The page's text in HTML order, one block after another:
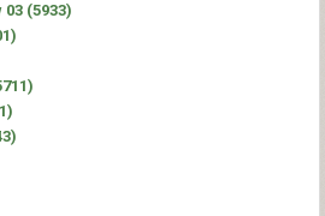
03 (5933)
)
)
)
)